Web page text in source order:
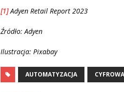
[1]Adyen Retail Report 2023
Źródło: Adyen
Ilustracja: Pixabay
AUTOMATYZACJA